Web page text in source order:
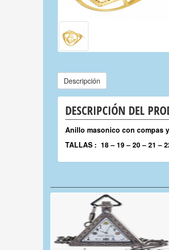
Descripción
DESCRIPCIÓN DEL
Anillo masonico con compas
TALLAS : 18 – 19 – 20 – 21 –